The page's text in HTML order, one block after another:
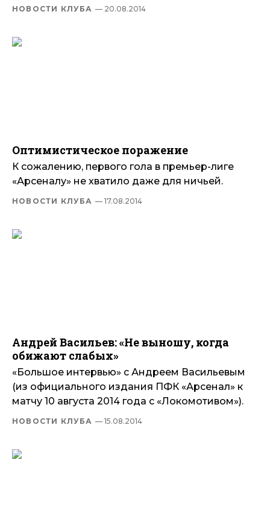
НОВОСТИ КЛУБА — 20.08.2014
Оптимистическое поражение
К сожалению, первого гола в премьер-лиге
«Арсеналу» не хватило даже для ничьей.
НОВОСТИ КЛУБА — 17.08.2014
Андрей Васильев: «Не выношу, когда
обижают слабых»
«Большое интервью» с Андреем Васильевым
(из официального издания ПФК «Арсенал» к
матчу 10 августа 2014 года с «Локомотивом»).
НОВОСТИ КЛУБА — 15.08.2014